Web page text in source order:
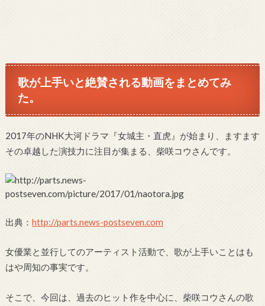
歌が上手いと絶賛される動画をまとめてみ
た。
2017年のNHK大河ドラマ『女城主・直虎』が始まり、ますます
その卓越した演技力に注目が集まる、柴咲コウさんです。
出典： http://parts.news-postseven.com
女優業と並行してのアーティスト活動で、歌が上手いことはも
はや周知の事実です。
そこで、今回は、過去のヒット作を中心に、柴咲コウさんの歌